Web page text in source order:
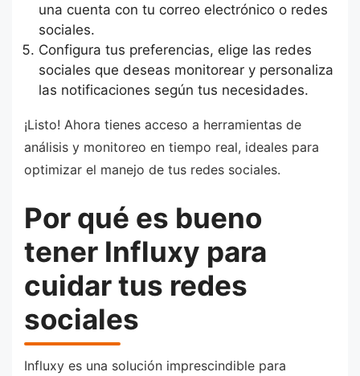
una cuenta con tu correo electrónico o redes
sociales.
Configura tus preferencias, elige las redes
sociales que deseas monitorear y personaliza
las notificaciones según tus necesidades.
¡Listo! Ahora tienes acceso a herramientas de
análisis y monitoreo en tiempo real, ideales para
optimizar el manejo de tus redes sociales.
Por qué es bueno
tener Influxy para
cuidar tus redes
sociales
Influxy es una solución imprescindible para